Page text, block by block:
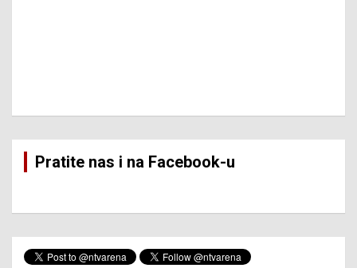
Pratite nas i na Facebook-u